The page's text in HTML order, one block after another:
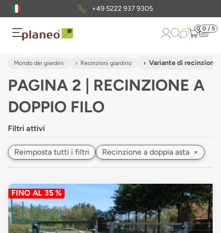
+49 5222 937 9305
0 0 / 5
Mondo dei giardini Recinzioni giardino Variante di recinzione
PAGINA 2 | RECINZIONE A
DOPPIO FILO
Filtri attivi
Reimposta tutti i filtri Recinzione a doppia asta ×
FINO AL 35 %